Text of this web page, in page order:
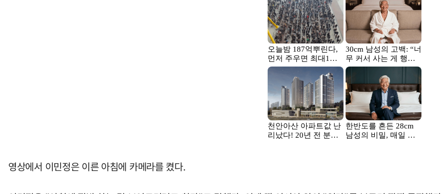
영상에서 이민정은 이른 아침에 카메라를 켰다.